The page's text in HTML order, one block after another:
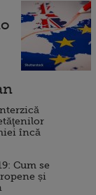
încă
Cum se
și